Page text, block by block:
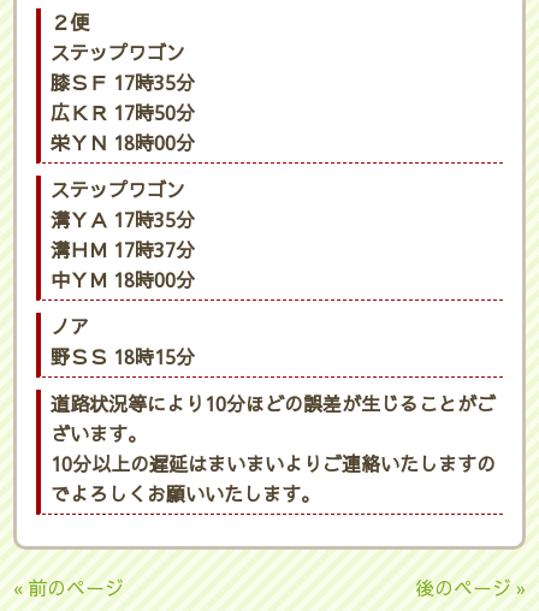
２便
ステップワゴン
膝ＳＦ 17時35分
広ＫＲ 17時50分
栄ＹＮ 18時00分
ステップワゴン
溝ＹＡ 17時35分
溝ＨＭ 17時37分
中ＹＭ 18時00分
ノア
野ＳＳ 18時15分
道路状況等により10分ほどの誤差が生じることがご
ざいます。
10分以上の遅延はまいまいよりご連絡いたしますの
でよろしくお願いいたします。
« 前のページ 後のページ »